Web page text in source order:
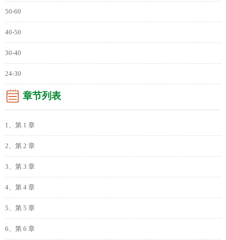
50-60
40-50
30-40
24-30
章节列表
1、第 1 章
2、第 2 章
3、第 3 章
4、第 4 章
5、第 5 章
6、第 6 章